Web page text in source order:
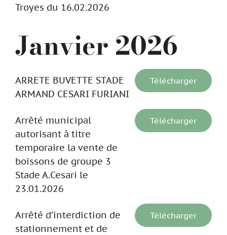
Troyes du 16.02.2026
Janvier 2026
ARRETE BUVETTE STADE
ARMAND CESARI FURIANI
Télécharger
Arrêté municipal
autorisant à titre
temporaire la vente de
boissons de groupe 3
Stade A.Cesari le
23.01.2026
Télécharger
Arrêté d’interdiction de
stationnement et de
Télécharger